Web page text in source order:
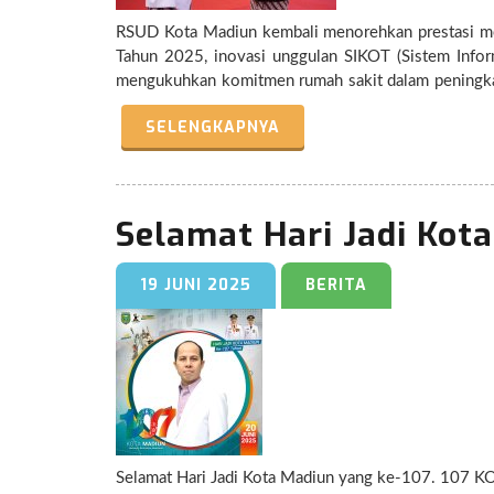
RSUD Kota Madiun kembali menorehkan prestasi
Tahun 2025, inovasi unggulan SIKOT (Sistem
mengukuhkan komitmen rumah sakit dalam peningkatan pelayanan
langsung oleh Walikota Madiun, Dr. Drs. H.
M.M, Sp.OG dalam rangkaian Upacara Peringatan
ini menghadirkan pemberian informasi tentang
untuk memberikan pelayanan terbaik kepada
SELENGKAPNYA
Selamat Hari Jadi
19 JUNI 2025 BERITA
Selamat